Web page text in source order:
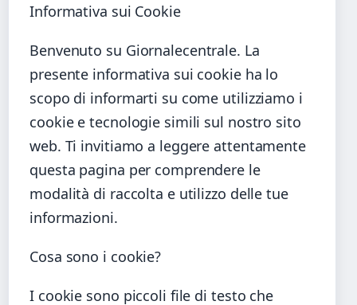
Informativa sui Cookie
Benvenuto su Giornalecentrale. La
presente informativa sui cookie ha lo
scopo di informarti su come utilizziamo i
cookie e tecnologie simili sul nostro sito
web. Ti invitiamo a leggere attentamente
questa pagina per comprendere le
modalità di raccolta e utilizzo delle tue
informazioni.
Cosa sono i cookie?
I cookie sono piccoli file di testo che